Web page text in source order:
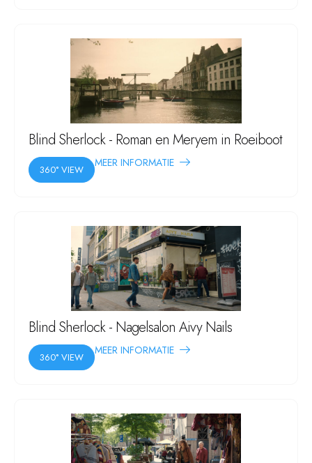
Blind Sherlock - Roman en Meryem in Roeiboot
360° VIEW
MEER INFORMATIE
Blind Sherlock - Nagelsalon Aivy Nails
360° VIEW
MEER INFORMATIE